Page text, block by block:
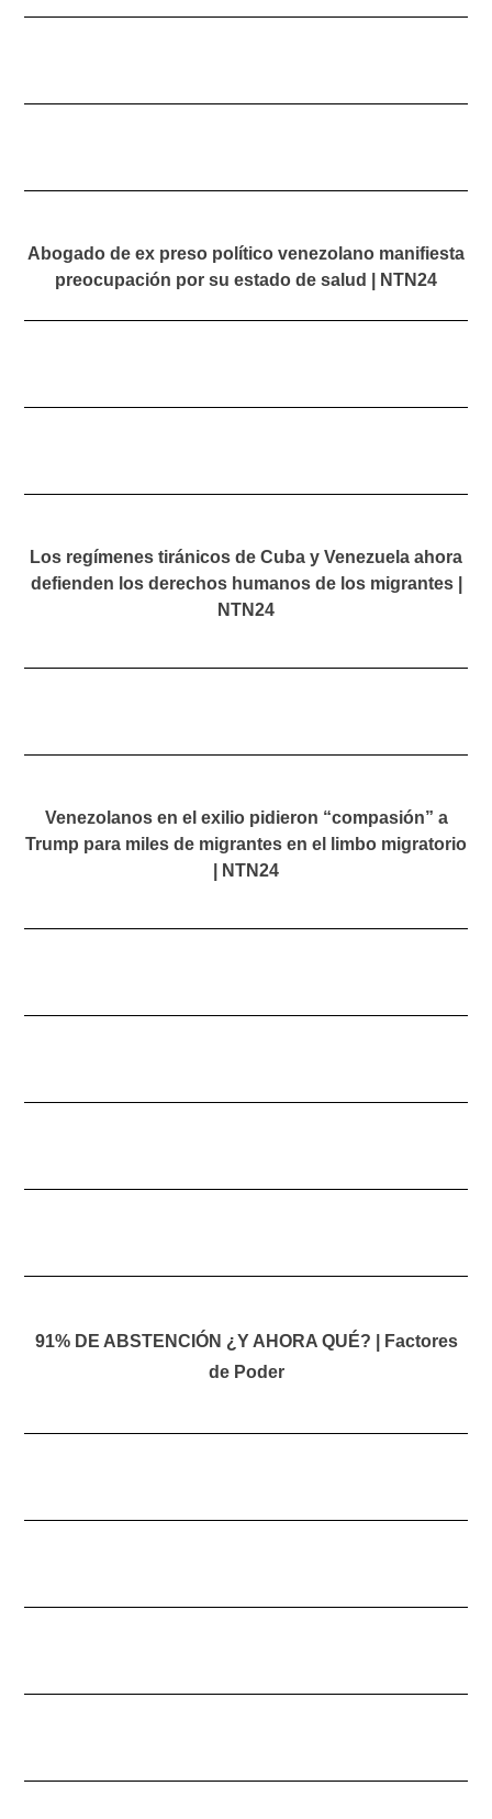
Abogado de ex preso político venezolano manifiesta
preocupación por su estado de salud | NTN24
Los regímenes tiránicos de Cuba y Venezuela ahora
defienden los derechos humanos de los migrantes |
NTN24
Venezolanos en el exilio pidieron “compasión” a
Trump para miles de migrantes en el limbo migratorio
| NTN24
91% DE ABSTENCIÓN ¿Y AHORA QUÉ? | Factores
de Poder